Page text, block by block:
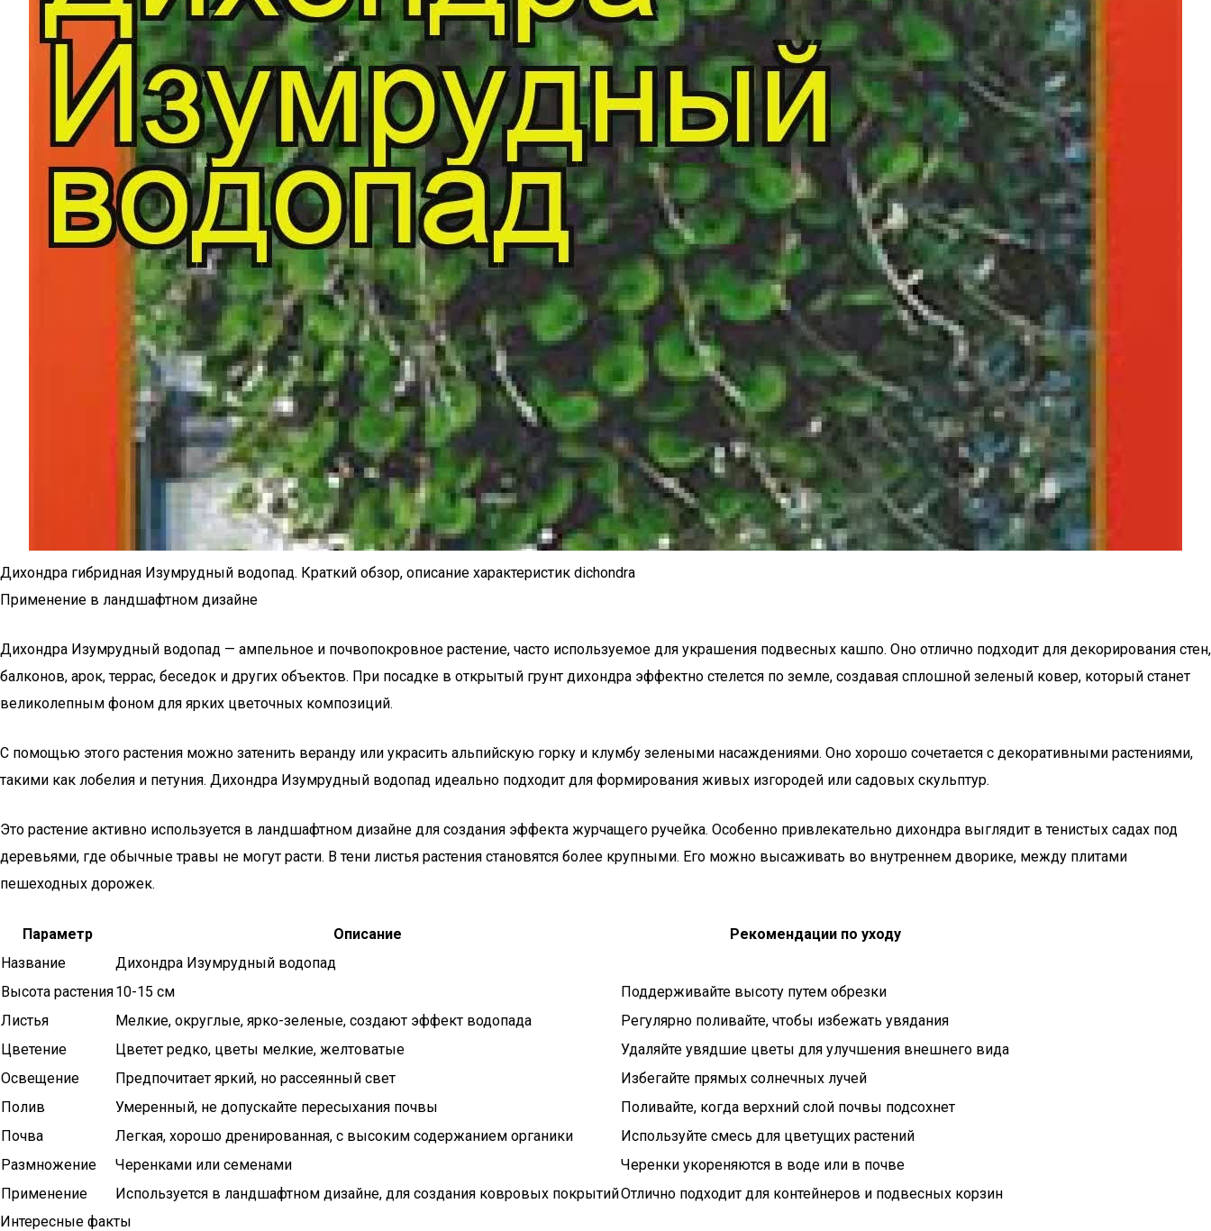
Дихондра гибридная Изумрудный водопад. Краткий обзор, описание характеристик dichondra
Применение в ландшафтном дизайне
Дихондра Изумрудный водопад — ампельное и почвопокровное растение, часто используемое для украшения подвесных кашпо. Оно отлично подходит для декорирования стен,
балконов, арок, террас, беседок и других объектов. При посадке в открытый грунт дихондра эффектно стелется по земле, создавая сплошной зеленый ковер, который станет
великолепным фоном для ярких цветочных композиций.
С помощью этого растения можно затенить веранду или украсить альпийскую горку и клумбу зелеными насаждениями. Оно хорошо сочетается с декоративными растениями,
такими как лобелия и петуния. Дихондра Изумрудный водопад идеально подходит для формирования живых изгородей или садовых скульптур.
Это растение активно используется в ландшафтном дизайне для создания эффекта журчащего ручейка. Особенно привлекательно дихондра выглядит в тенистых садах под
деревьями, где обычные травы не могут расти. В тени листья растения становятся более крупными. Его можно высаживать во внутреннем дворике, между плитами
пешеходных дорожек.
Параметр Описание
Рекомендации по уходу
Название
Дихондра Изумрудный водопад
Высота растения10-15 см
Поддерживайте высоту путем обрезки
Листья
Мелкие, округлые, ярко-зеленые, создают эффект водопада
Регулярно поливайте, чтобы избежать увядания
Цветение
Цветет редко, цветы мелкие, желтоватые
Удаляйте увядшие цветы для улучшения внешнего вида
Освещение
Предпочитает яркий, но рассеянный свет
Избегайте прямых солнечных лучей
Полив
Умеренный, не допускайте пересыхания почвы
Поливайте, когда верхний слой почвы подсохнет
Почва
Легкая, хорошо дренированная, с высоким содержанием органики
Используйте смесь для цветущих растений
Размножение
Черенками или семенами
Черенки укореняются в воде или в почве
Применение
Используется в ландшафтном дизайне, для создания ковровых покрытийОтлично подходит для контейнеров и подвесных корзин
Интересные факты